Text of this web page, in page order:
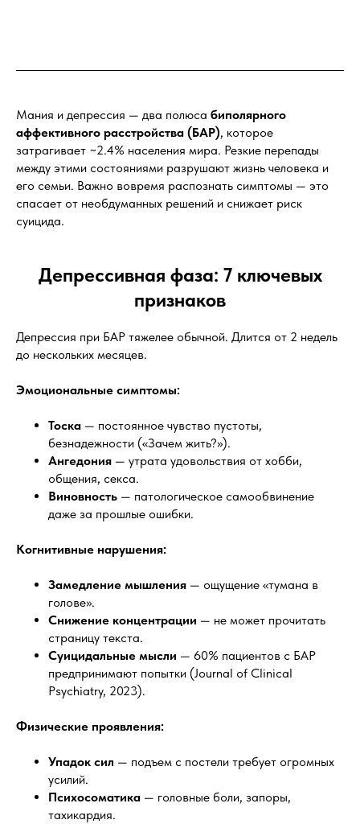
Мания и депрессия — два полюса биполярного
аффективного расстройства (БАР), которое
затрагивает ~2.4% населения мира. Резкие перепады
между этими состояниями разрушают жизнь человека и
его семьи. Важно вовремя распознать симптомы — это
спасает от необдуманных решений и снижает риск
суицида.
Депрессивная фаза: 7 ключевых
признаков
Депрессия при БАР тяжелее обычной. Длится от 2 недель
до нескольких месяцев.
Эмоциональные симптомы:
Тоска — постоянное чувство пустоты,
безнадежности («Зачем жить?»).
Ангедония — утрата удовольствия от хобби,
общения, секса.
Виновность — патологическое самообвинение
даже за прошлые ошибки.
Когнитивные нарушения:
Замедление мышления — ощущение «тумана в
голове».
Снижение концентрации — не может прочитать
страницу текста.
Суицидальные мысли — 60% пациентов с БАР
предпринимают попытки (Journal of Clinical
Psychiatry, 2023).
Физические проявления:
Упадок сил — подъем с постели требует огромных
усилий.
Психосоматика — головные боли, запоры,
тахикардия.